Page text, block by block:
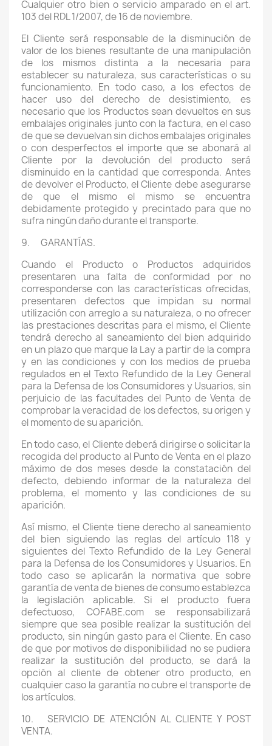
Cualquier otro bien o servicio amparado en el art.
103 del RDL 1/2007, de 16 de noviembre.
El Cliente será responsable de la disminución de
valor de los bienes resultante de una manipulación
de los mismos distinta a la necesaria para
establecer su naturaleza, sus características o su
funcionamiento. En todo caso, a los efectos de
hacer uso del derecho de desistimiento, es
necesario que los Productos sean devueltos en sus
embalajes originales junto con la factura, en el caso
de que se devuelvan sin dichos embalajes originales
o con desperfectos el importe que se abonará al
Cliente por la devolución del producto será
disminuido en la cantidad que corresponda. Antes
de devolver el Producto, el Cliente debe asegurarse
de que el mismo el mismo se encuentra
debidamente protegido y precintado para que no
sufra ningún daño durante el transporte.
9. GARANTÍAS.
Cuando el Producto o Productos adquiridos
presentaren una falta de conformidad por no
corresponderse con las características ofrecidas,
presentaren defectos que impidan su normal
utilización con arreglo a su naturaleza, o no ofrecer
las prestaciones descritas para el mismo, el Cliente
tendrá derecho al saneamiento del bien adquirido
en un plazo que marque la Lay a partir de la compra
y en las condiciones y con los medios de prueba
regulados en el Texto Refundido de la Ley General
para la Defensa de los Consumidores y Usuarios, sin
perjuicio de las facultades del Punto de Venta de
comprobar la veracidad de los defectos, su origen y
el momento de su aparición.
En todo caso, el Cliente deberá dirigirse o solicitar la
recogida del producto al Punto de Venta en el plazo
máximo de dos meses desde la constatación del
defecto, debiendo informar de la naturaleza del
problema, el momento y las condiciones de su
aparición.
Así mismo, el Cliente tiene derecho al saneamiento
del bien siguiendo las reglas del artículo 118 y
siguientes del Texto Refundido de la Ley General
para la Defensa de los Consumidores y Usuarios. En
todo caso se aplicarán la normativa que sobre
garantía de venta de bienes de consumo establezca
la legislación aplicable. Si el producto fuera
defectuoso, COFABE.com se responsabilizará
siempre que sea posible realizar la sustitución del
producto, sin ningún gasto para el Cliente. En caso
de que por motivos de disponibilidad no se pudiera
realizar la sustitución del producto, se dará la
opción al cliente de obtener otro producto, en
cualquier caso la garantía no cubre el transporte de
los artículos.
10. SERVICIO DE ATENCIÓN AL CLIENTE Y POST
VENTA.